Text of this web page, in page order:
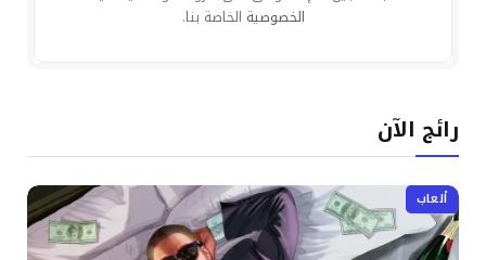
الخصوصية الخاصة بنا.
رائج الآن
ألعاب